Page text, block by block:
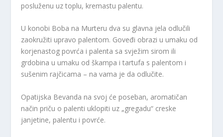
posluženu uz toplu, kremastu palentu.
U konobi Boba na Murteru dva su glavna jela odlučili
zaokružiti upravo palentom. Goveđi obrazi u umaku od
korjenastog povrća i palenta sa svježim sirom ili
grdobina u umaku od škampa i tartufa s palentom i
sušenim rajčicama – na vama je da odlučite.
Opatijska Bevanda na svoj će poseban, aromatičan
način priču o palenti uklopiti uz „gregadu“ creske
janjetine, palentu i povrće.